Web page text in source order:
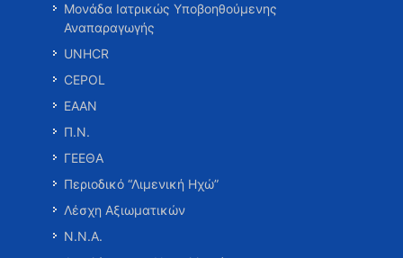
Μονάδα Ιατρικώς Υποβοηθούμενης
Αναπαραγωγής
UNHCR
CEPOL
ΕΑΑΝ
Π.Ν.
ΓΕΕΘΑ
Περιοδικό “Λιμενική Ηχώ”
Λέσχη Αξιωματικών
Ν.Ν.Α.